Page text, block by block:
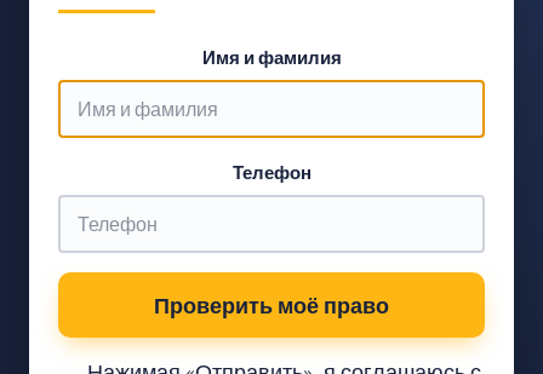
Имя и фамилия
Телефон
Проверить моё право